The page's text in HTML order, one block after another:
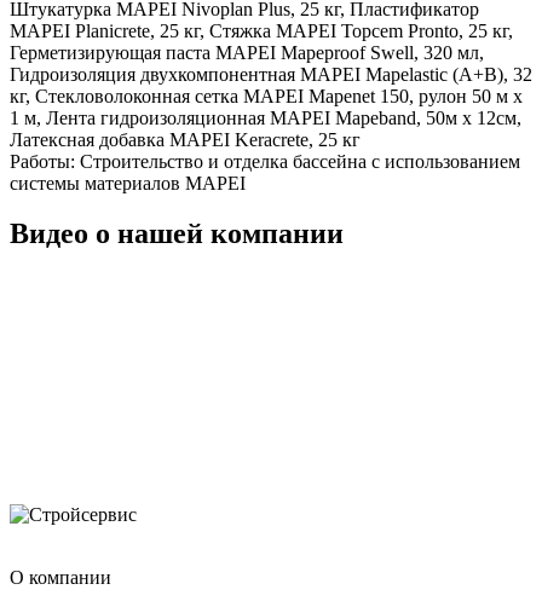
Штукатурка MAPEI Nivoplan Plus, 25 кг, Пластификатор
MAPEI Planicrete, 25 кг, Стяжка MAPEI Topcem Pronto, 25 кг,
Герметизирующая паста MAPEI Mapeproof Swell, 320 мл,
Гидроизоляция двухкомпонентная MAPEI Mapelastic (А+B), 32
кг, Стекловолоконная сетка MAPEI Mapenet 150, рулон 50 м х
1 м, Лента гидроизоляционная MAPEI Mapeband, 50м x 12см,
Латексная добавка MAPEI Keracrete, 25 кг
Работы: Строительство и отделка бассейна с использованием
системы материалов MAPEI
Видео о нашей компании
О компании